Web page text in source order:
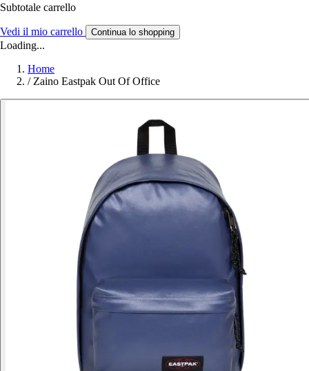
Subtotale carrello
Vedi il mio carrello Continua lo shopping
Loading...
Home
/ Zaino Eastpak Out Of Office